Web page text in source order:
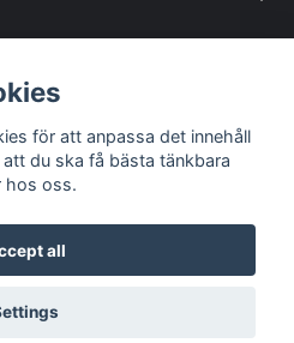
Nerdworld
för att anpassa det innehåll
du ska få bästa tänkbara
hos oss.
all